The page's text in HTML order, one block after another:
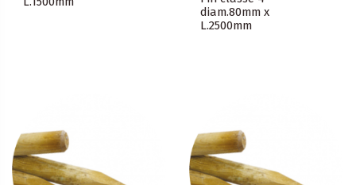
diam.80mm x
L.2500mm